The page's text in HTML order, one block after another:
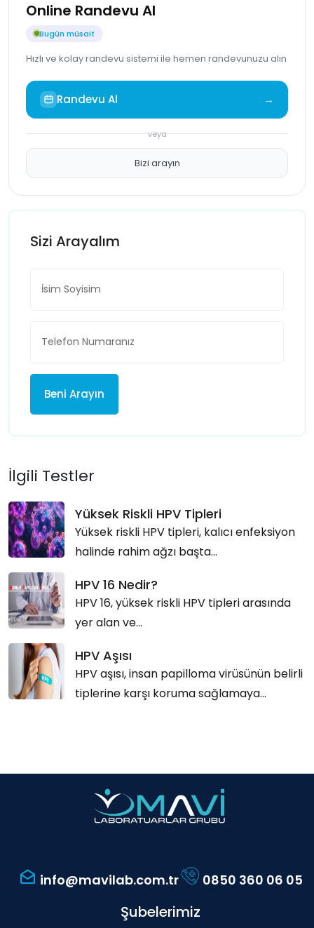
Online Randevu Al
Bugün müsait
Hızlı ve kolay randevu sistemi ile hemen randevunuzu alın
Randevu Al →
veya
Bizi arayın
Sizi Arayalım
Beni Arayın
İlgili Testler
Yüksek Riskli HPV Tipleri
Yüksek riskli HPV tipleri, kalıcı enfeksiyon
halinde rahim ağzı başta...
HPV 16 Nedir?
HPV 16, yüksek riskli HPV tipleri arasında
yer alan ve...
HPV Aşısı
HPV aşısı, insan papilloma virüsünün belirli
tiplerine karşı koruma sağlamaya...
info@mavilab.com.tr 0850 360 06 05
Şubelerimiz